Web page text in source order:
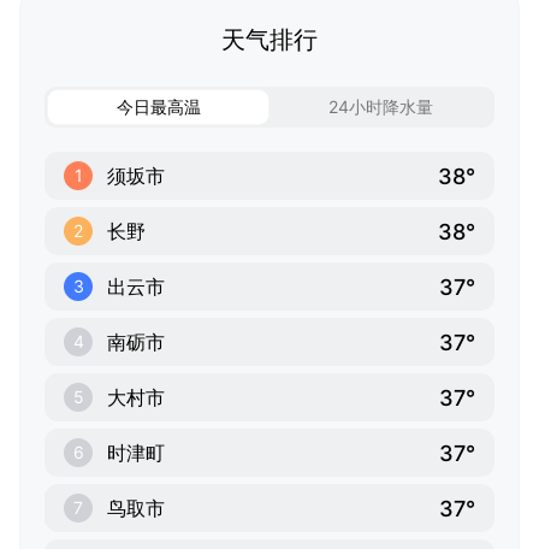
天气排行
今日最高温 24小时降水量
1 须坂市 38°
2 长野 38°
3 出云市 37°
4 南砺市 37°
5 大村市 37°
6 时津町 37°
7 鸟取市 37°